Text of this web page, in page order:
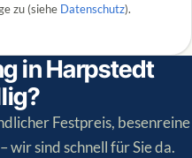
zu (siehe Datenschutz).
in Harpstedt
Festpreis, besenreine
wir sind schnell für Sie da.